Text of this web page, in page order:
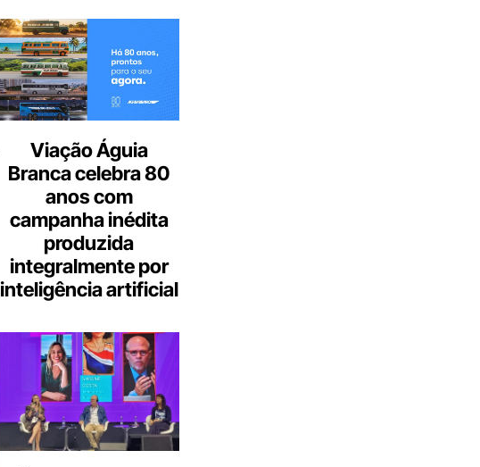
Viação Águia
Branca celebra 80
anos com
campanha inédita
produzida
integralmente por
inteligência artificial